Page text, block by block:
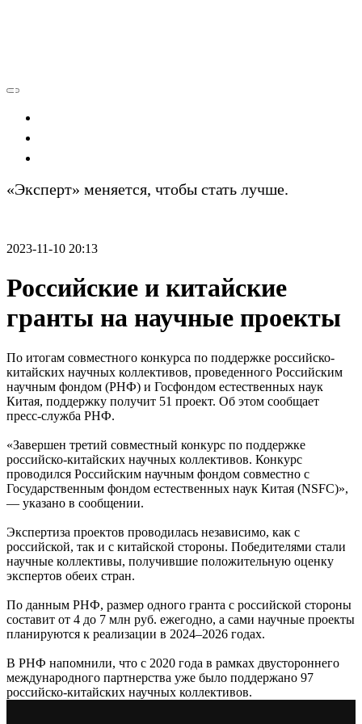
«Эксперт» меняется, чтобы стать лучше.
2023-11-10 20:13
Российские и китайские
гранты на научные проекты
По итогам совместного конкурса по поддержке российско-
китайских научных коллективов, проведенного Российским
научным фондом (РНФ) и Госфондом естественных наук
Китая, поддержку получит 51 проект. Об этом сообщает
пресс-служба РНФ.
«Завершен третий совместный конкурс по поддержке
российско-китайских научных коллективов. Конкурс
проводился Российским научным фондом совместно с
Государственным фондом естественных наук Китая (NSFC)»,
— указано в сообщении.
Экспертиза проектов проводилась независимо, как с
российской, так и с китайской стороны. Победителями стали
научные коллективы, получившие положительную оценку
экспертов обеих стран.
По данным РНФ, размер одного гранта с российской стороны
составит от 4 до 7 млн руб. ежегодно, а сами научные проекты
планируются к реализации в 2024–2026 годах.
В РНФ напомнили, что с 2020 года в рамках двустороннего
международного партнерства уже было поддержано 97
российско-китайских научных коллективов.